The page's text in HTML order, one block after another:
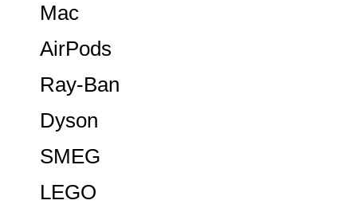
Dyson
AirPods
Ray-Ban
LEGO
SMEG
Mac